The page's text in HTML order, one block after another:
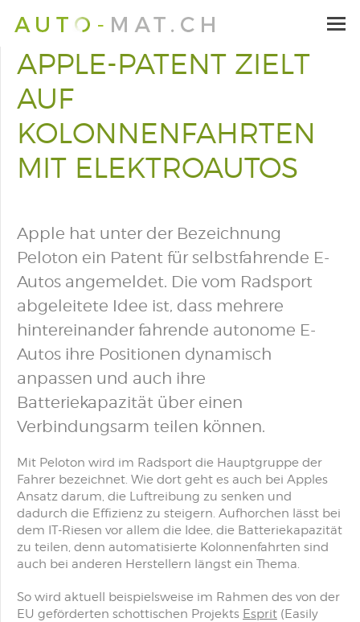
APPLE-PATENT ZIELT
AUF
KOLONNENFAHRTEN
MIT ELEKTROAUTOS
Apple hat unter der Bezeichnung
Peloton ein Patent für selbstfahrende E-
Autos angemeldet. Die vom Radsport
abgeleitete Idee ist, dass mehrere
hintereinander fahrende autonome E-
Autos ihre Positionen dynamisch
anpassen und auch ihre
Batteriekapazität über einen
Verbindungsarm teilen können.
Mit Peloton wird im Radsport die Hauptgruppe der
Fahrer bezeichnet. Wie dort geht es auch bei Apples
Ansatz darum, die Luftreibung zu senken und
dadurch die Effizienz zu steigern. Aufhorchen lässt bei
dem IT-Riesen vor allem die Idee, die Batteriekapazität
zu teilen, denn automatisierte Kolonnenfahrten sind
auch bei anderen Herstellern längst ein Thema.
So wird aktuell beispielsweise im Rahmen des von der
EU geförderten schottischen Projekts Esprit (Easily